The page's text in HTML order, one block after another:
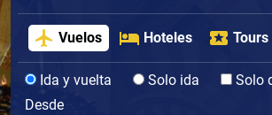
Vuelos Hoteles Tours
Ida y vuelta Solo ida
Solo
Desde